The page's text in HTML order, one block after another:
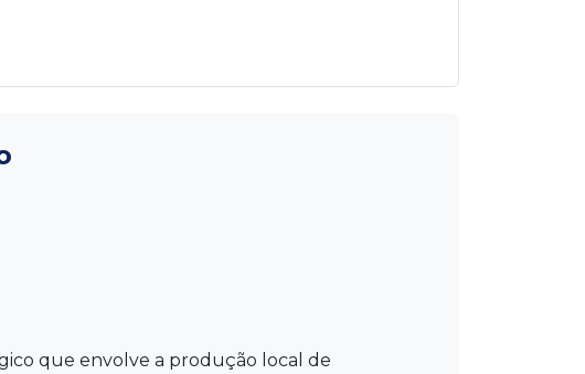
que envolve a produção local de